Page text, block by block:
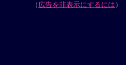
（広告を非表示にするには）